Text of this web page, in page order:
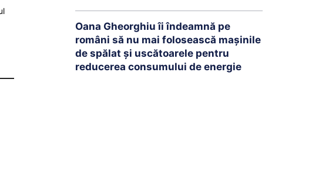
Oana Gheorghiu îi îndeamnă pe
români să nu mai folosească mașinile
de spălat și uscătoarele pentru
reducerea consumului de energie